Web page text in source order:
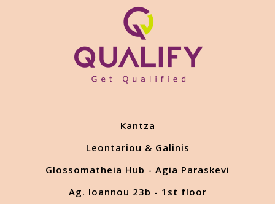
Kantza
Leontariou & Galinis
Glossomatheia Hub - Agia Paraskevi
Ag. Ioannou 23b - 1st floor